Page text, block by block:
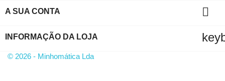
A SUA CONTA 
INFORMAÇÃO DA LOJA
© 2026 - Minhomática Lda